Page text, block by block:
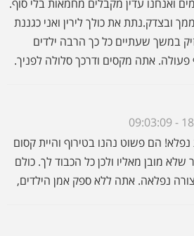
נפלא! הם פשוט נהנו בטירוף והיית קסום
מובן מאליו ולכן כל הכבוד לך. כולם
נפלאה. אתה ללא ספק אמן הילדים,
היקר, על מסיבת יום הולדת מעלפת
של אושר והכל בזכותך. הצלחת
בדיוק כמו שהוא רצה. הילדים
מודה לך על הכל (וגם על העזרה